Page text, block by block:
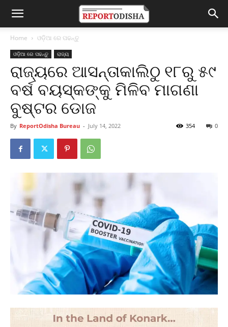
Home ଓଡ଼ିଆ ରେ ପଢନ୍ତୁ
ଓଡ଼ିଆ ରେ ପଢନ୍ତୁ ରାଜ୍ୟ
ରାଜ୍ୟରେ ଆସନ୍ତାକାଲିଠୁ ୧୮ରୁ ୫୯
ବର୍ଷ ବୟସ୍କଙ୍କୁ ମିଳିବ ମାଗଣା
ବୁଷ୍ଟର ଡୋଜ
By ReportOdisha Bureau - July 14, 2022 0
354